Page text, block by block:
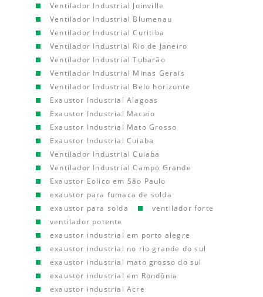
Ventilador Industrial Joinville
Ventilador Industrial Blumenau
Ventilador Industrial Curitiba
Ventilador Industrial Rio de Janeiro
Ventilador Industrial Tubarão
Ventilador Industrial Minas Gerais
Ventilador Industrial Belo horizonte
Exaustor Industrial Alagoas
Exaustor Industrial Maceio
Exaustor Industrial Mato Grosso
Exaustor Industrial Cuiaba
Ventilador Industrial Cuiaba
Ventilador Industrial Campo Grande
Exaustor Eolico em São Paulo
exaustor para fumaca de solda
exaustor para solda
ventilador forte
ventilador potente
exaustor industrial em porto alegre
exaustor industrial no rio grande do sul
exaustor industrial mato grosso do sul
exaustor industrial em Rondônia
exaustor industrial Acre